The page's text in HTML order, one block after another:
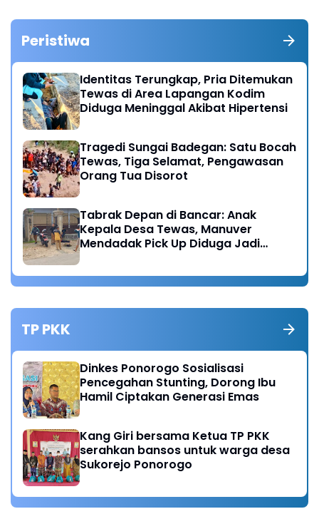
Peristiwa
Identitas Terungkap, Pria Ditemukan
Tewas di Area Lapangan Kodim
Diduga Meninggal Akibat Hipertensi
Tragedi Sungai Badegan: Satu Bocah
Tewas, Tiga Selamat, Pengawasan
Orang Tua Disorot
Tabrak Depan di Bancar: Anak
Kepala Desa Tewas, Manuver
Mendadak Pick Up Diduga Jadi
TP PKK
Dinkes Ponorogo Sosialisasi
Pencegahan Stunting, Dorong Ibu
Hamil Ciptakan Generasi Emas
Kang Giri bersama Ketua TP PKK
serahkan bansos untuk warga desa
Sukorejo Ponorogo